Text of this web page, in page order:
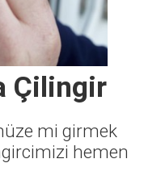
Çilingir
mi girmek
hemen